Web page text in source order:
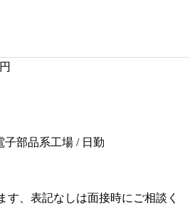
円
子部品系工場 / 日勤
す、表記なしは面接時にご相談く